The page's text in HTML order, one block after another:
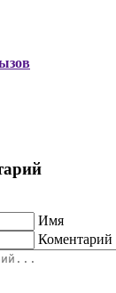
Имя
Коментарий